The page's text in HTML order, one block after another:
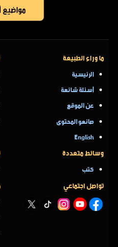
مواضيع
ما وراء الطبيعة
الرئيسية
أسئلة شائعة
عن الموقع
صانعو المحتوى
English
وسائط متعددة
كتب
تواصل اجتماعي